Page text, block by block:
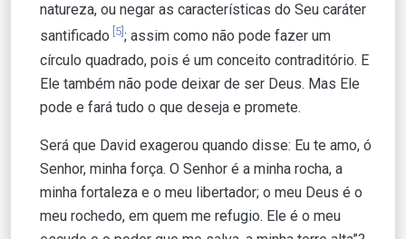
natureza, ou negar as características do Seu caráter
santificado [5] ; assim como não pode fazer um
círculo quadrado, pois é um conceito contraditório. E
Ele também não pode deixar de ser Deus. Mas Ele
pode e fará tudo o que deseja e promete.
Será que David exagerou quando disse: Eu te amo, ó
Senhor, minha força. O Senhor é a minha rocha, a
minha fortaleza e o meu libertador; o meu Deus é o
meu rochedo, em quem me refugio. Ele é o meu